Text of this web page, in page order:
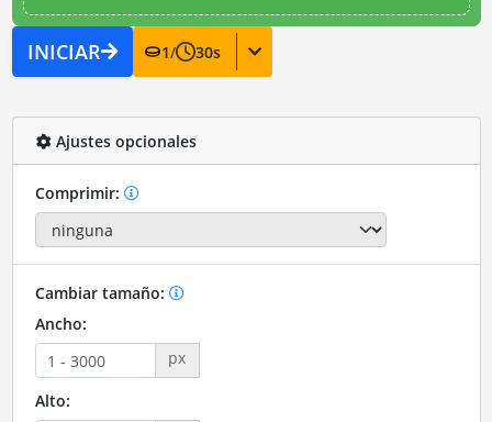
INICIAR 1/ 30s
Ajustes opcionales
Comprimir:
Cambiar tamaño:
Ancho:
px
Alto: